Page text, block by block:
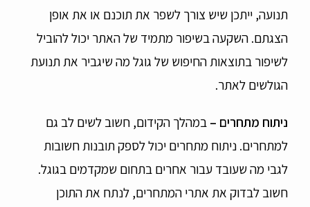
תנועה, ייתכן שיש צורך לשפר את תוכנם או את אופן
הצגתם. השקעה בשיפור מתמיד של האתר יכול להוביל
לשיפור בתוצאות החיפוש של גוגל מה שיגביר את תנועת
הגולשים לאתר.
ניתוח מתחרים –במהלך הקידום, חשוב לשים לב גם
למתחרים. ניתוח מתחרים יכול לספק תובנות חשובות
לגבי מה שעובד עבור אחרים בתחום שמקדמים בגוגל.
חשוב לבדוק את אתרי המתחרים, לנתח את התוכן